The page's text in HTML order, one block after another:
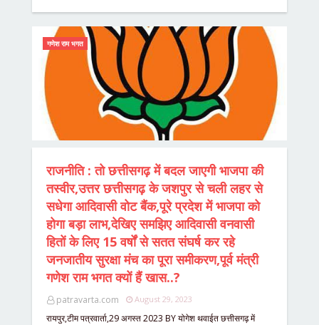
गणेश राम भगत
राजनीति : तो छत्तीसगढ़ में बदल जाएगी भाजपा की
तस्वीर,उत्तर छत्तीसगढ़ के जशपुर से चली लहर से
सधेगा आदिवासी वोट बैंक,पूरे प्रदेश में भाजपा को
होगा बड़ा लाभ,देखिए समझिए आदिवासी वनवासी
हितों के लिए 15 वर्षों से सतत संघर्ष कर रहे
जनजातीय सुरक्षा मंच का पूरा समीकरण,पूर्व मंत्री
गणेश राम भगत क्यों हैं खास..?
patravarta.com August 29, 2023
रायपुर,टीम पत्रवार्ता,29 अगस्त 2023 BY योगेश थवाईत छत्तीसगढ़ में